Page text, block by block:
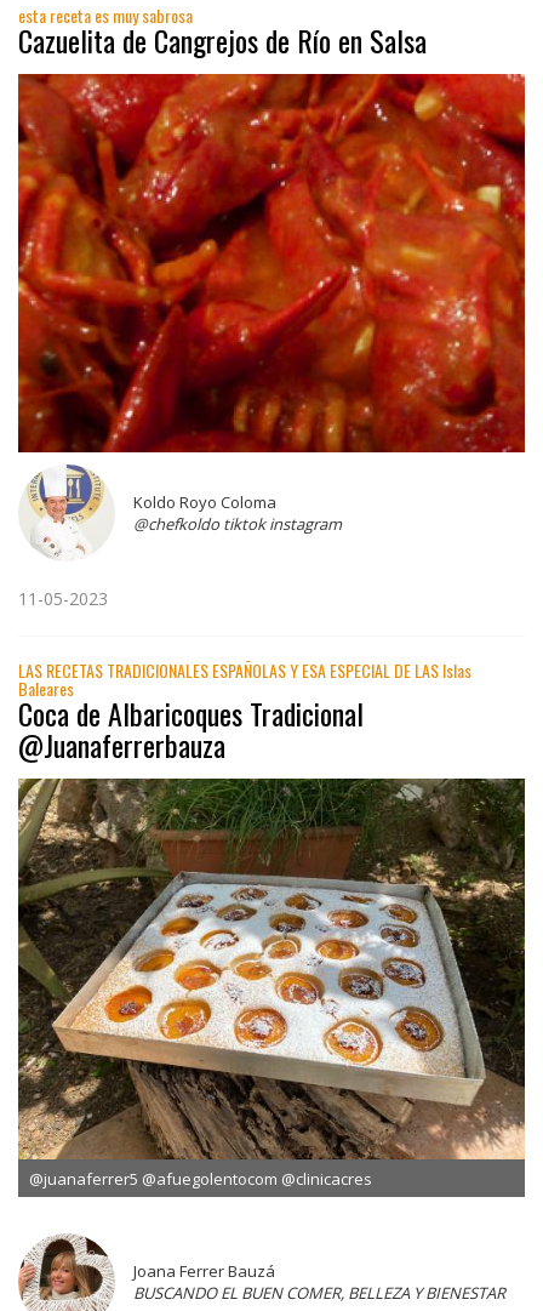
esta receta es muy sabrosa
Cazuelita de Cangrejos de Río en Salsa
Koldo Royo Coloma
@chefkoldo tiktok instagram
11-05-2023
LAS RECETAS TRADICIONALES ESPAÑOLAS Y ESA ESPECIAL DE LAS Islas
Baleares
Coca de Albaricoques Tradicional
@Juanaferrerbauza
@juanaferrer5 @afuegolentocom @clinicacres
Joana Ferrer Bauzá
BUSCANDO EL BUEN COMER, BELLEZA Y BIENESTAR